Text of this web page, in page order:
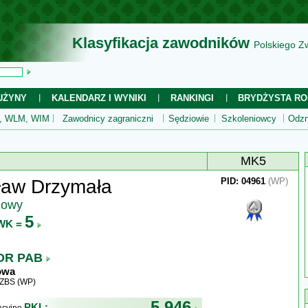
Klasyfikacja zawodników Polskiego
KALENDARZ I WYNIKI RANKINGI
BRYDŻYSTA
WLM, WIM
Zawodnicy zagraniczni Sędziowie Szkoleniowcy
MK5
Drzymała
= 5
PAB
(WP)
PID: 04961 (WP)